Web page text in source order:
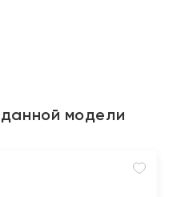
модели